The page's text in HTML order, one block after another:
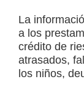
La
a los
crédito de
atrasados,
los niños,